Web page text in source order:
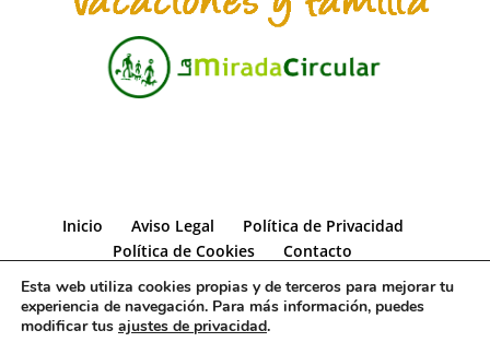
Inicio Aviso Legal
Política de Privacidad
Política de Cookies
Contacto
Esta web utiliza cookies propias y de terceros para mejorar tu
experiencia de navegación. Para más información, puedes
modificar tus ajustes de privacidad.